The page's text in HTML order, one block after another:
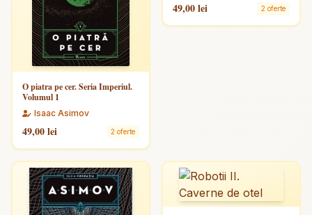
O piatra pe cer. Seria Imperiul.
Volumul 1
Isaac Asimov
49,00 lei 2 oferte
49,00 lei 2 oferte